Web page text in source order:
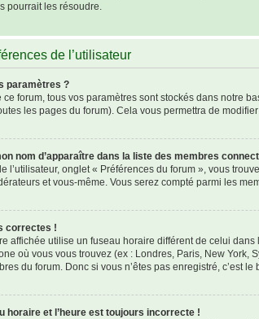
pourrait les résoudre.
de l’utilisateur
paramètres ?
forum, tous vos paramètres sont stockés dans notre
les pages du forum). Cela vous permettra de
nom d’apparaître dans la liste des membres
l’utilisateur, onglet « Préférences du forum », vous
et vous-même. Vous serez compté parmi les
correctes !
affichée utilise un fuseau horaire différent de celui
où vous vous trouvez (ex : Londres, Paris, New
du forum. Donc si vous n’êtes pas enregistré, c’est
horaire et l’heure est toujours incorrecte !